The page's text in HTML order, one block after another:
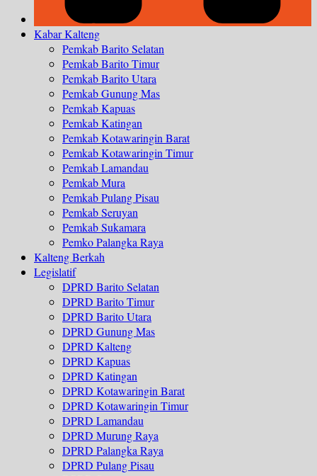
Kabar Kalteng
Pemkab Barito Selatan
Pemkab Barito Timur
Pemkab Barito Utara
Pemkab Gunung Mas
Pemkab Kapuas
Pemkab Katingan
Pemkab Kotawaringin Barat
Pemkab Kotawaringin Timur
Pemkab Lamandau
Pemkab Mura
Pemkab Pulang Pisau
Pemkab Seruyan
Pemkab Sukamara
Pemko Palangka Raya
Kalteng Berkah
Legislatif
DPRD Barito Selatan
DPRD Barito Timur
DPRD Barito Utara
DPRD Gunung Mas
DPRD Kalteng
DPRD Kapuas
DPRD Katingan
DPRD Kotawaringin Barat
DPRD Kotawaringin Timur
DPRD Lamandau
DPRD Murung Raya
DPRD Palangka Raya
DPRD Pulang Pisau